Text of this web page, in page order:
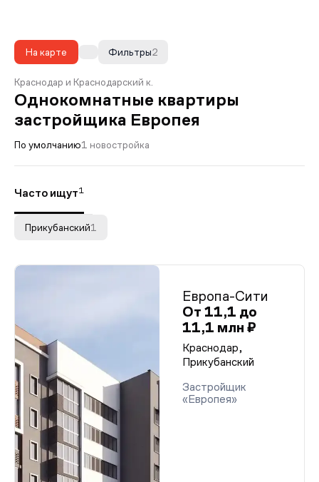
На карте 2
Фильтры
Краснодар и Краснодарский к.
Однокомнатные квартиры
застройщика Европея
По умолчанию1 новостройка
Часто ищут1
Прикубанский1
Европа-Сити
От 11,1 до
11,1 млн ₽
Краснодар,
Прикубанский
Застройщик
«Европея»